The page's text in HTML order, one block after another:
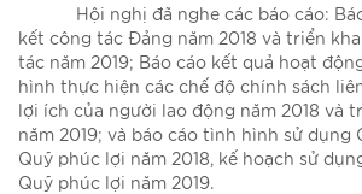
Hội nghị đã nghe các báo cáo: Báo
kết công tác Đảng năm 2018 và triển
tác năm 2019; Báo cáo kết quả hoạt
hình thực hiện các chế độ chính sách
lợi ích của người lao động năm 2018 và
năm 2019; và báo cáo tình hình sử dụng
Quỹ phúc lợi năm 2018, kế hoạch sử
Quỹ phúc lợi năm 2019.